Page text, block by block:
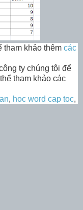
tham khảo thêm các
ty chúng tôi để
tham khảo các
, hoc word cap toc,